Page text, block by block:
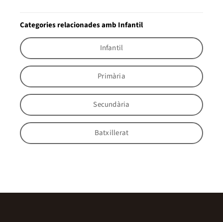
Categories relacionades amb Infantil
Infantil
Primària
Secundària
Batxillerat